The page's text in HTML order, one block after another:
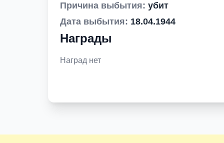
Причина выбытия: убит
Дата выбытия: 18.04.1944
Награды
Наград нет